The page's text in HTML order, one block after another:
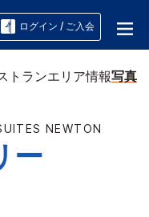
ログイン / ご入会
トランエリア情報写真
NEWTON
ー